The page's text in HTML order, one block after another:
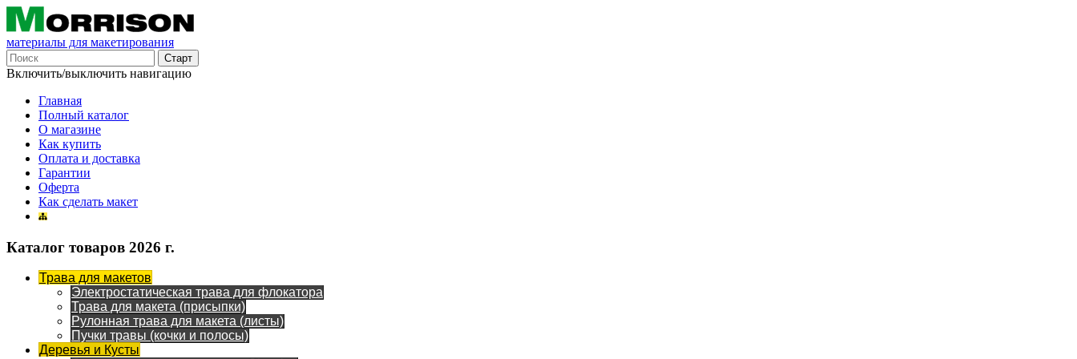
материалы для макетирования
Включить/выключить навигацию
Главная
Полный каталог
О магазине
Как купить
Оплата и доставка
Гарантии
Оферта
Как сделать макет
Каталог товаров 2026 г.
Трава для макетов
Электростатическая трава для флокатора
Трава для макета (присыпки)
Рулонная трава для макета (листы)
Пучки травы (кочки и полосы)
Деревья и Кусты